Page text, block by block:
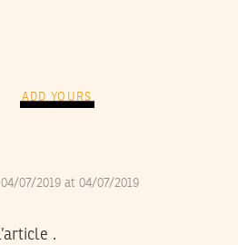
ADD YOURS
07/2019 at 04/07/2019
.